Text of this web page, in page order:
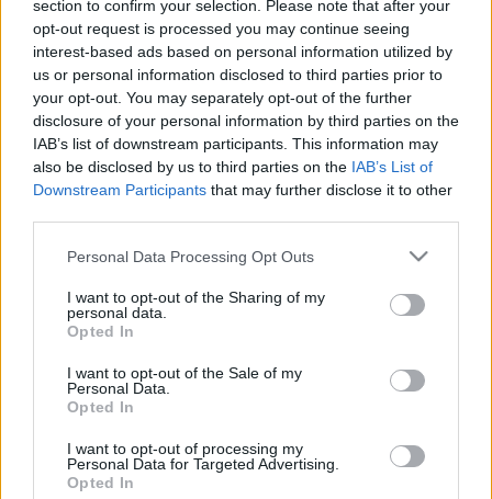
section to confirm your selection. Please note that after your
opt-out request is processed you may continue seeing
interest-based ads based on personal information utilized by
us or personal information disclosed to third parties prior to
your opt-out. You may separately opt-out of the further
disclosure of your personal information by third parties on the
IAB’s list of downstream participants. This information may
also be disclosed by us to third parties on the IAB’s List of
Downstream Participants that may further disclose it to other
Please note that this website/app uses one or more Google
not limited to your visit or usage behaviour. You may click to
grant or deny consent to Google and its third-party tags to
use your data for below specified purposes in below Google
consent section.
Personal Data Processing Opt Outs
I want to opt-out of the Sharing of my
personal data.
Opted In
I want to opt-out of the Sale of my
Personal Data.
Opted In
I want to opt-out of processing my
Personal Data for Targeted Advertising.
Opted In
színdarabot el kell olvasnom, azért legtöbbször
mégis darabot olvasok, akkor nekiülök, elolvasom
elejétől a végéig. Azért jó egyben elolvasni, mert a
néző is úgy látja. Tehát a szerkezetének, meg a
darab ívének, meg a hangulati változásainak a szűz
szemmel való olvasása nagyon sokat jelent. Hiszen
egy rendező vagy egy színész először és utoljára
akkor találkozik a darabbal úgy, mint ahogy majd a
néző fog. Tehát olyankor tényleg úgymond
bezárkózom, nyugalmat teremtek magamnak. A
szépirodalomra ez már kevésbé igaz, tehát ott nem
baj, ha becsöngetnek, miközben olvasok, legfeljebb
félreteszem. Nyilván a versekre se. A sajtóra pedig a
legkevésbé, tehát azt tényleg tudom olvasni
útközben, meg itt, ott, amott. Egyébként leginkább
hetilapokat olvasok, tehát a napi sajtó nem része az
én életemnek, a híreket a rádióból hallgatom meg.
Szerencsére vagy sajnos annyira feszes napirend
szerint élek, hogy az a nyugi, amit az újságolvasás
megkövetelt, tehát az a fél óra, az nincsen.